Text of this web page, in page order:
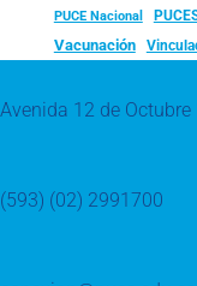
PUCE Nacional
Vacunación
Avenida 12 de
(593) (02) 2991700